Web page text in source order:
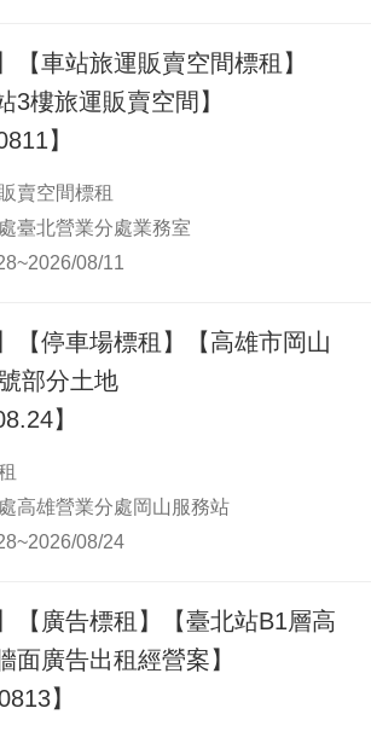
【車站旅運販賣空間標租】
3樓旅運販賣空間】
】
空間標租
臺北營業分處業務室
08/11
【停車場標租】【高雄市岡山
部分土地
】
高雄營業分處岡山服務站
08/24
【廣告標租】【臺北站B1層高
面廣告出租經營案】
】